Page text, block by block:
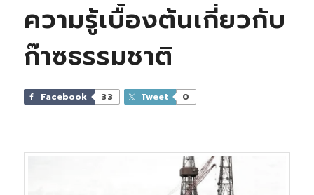
ความรู้เบื้องต้นเกี่ยวกับ
ก๊าซธรรมชาติ
Facebook 33 Tweet 0